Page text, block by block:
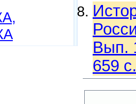
Вып.
659